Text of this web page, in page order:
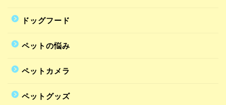
ドッグフード
ペットの悩み
ペットカメラ
ペットグッズ